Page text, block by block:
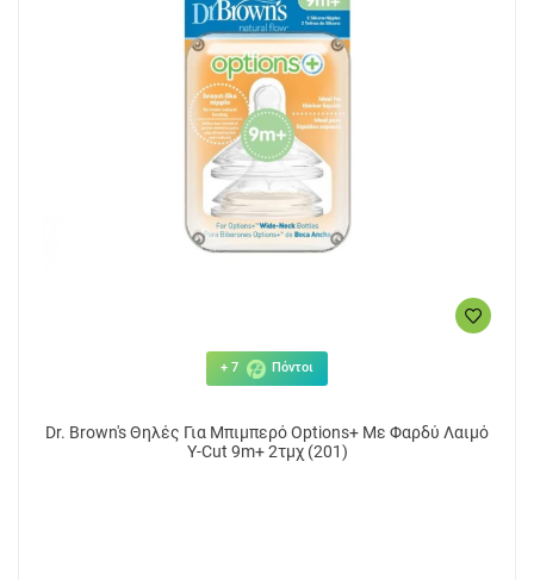
+ 7 Πόντοι
Dr. Brown's Θηλές Για Μπιμπερό Options+ Με Φαρδύ Λαιμό
Y-Cut 9m+ 2τμχ (201)